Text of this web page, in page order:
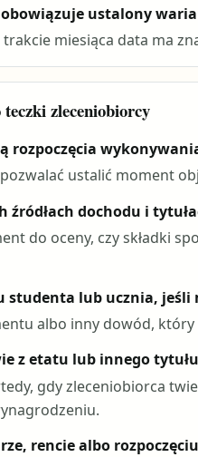
ustalony
miesiąca data ma
zleceniobiorcy
rozpoczęcia
ustalić moment
źródłach dochodu i
do oceny, czy składki
studenta lub ucznia, jeśli
albo inny dowód,
z etatu lub innego tytułu
gdy zleceniobiorca
rencie albo